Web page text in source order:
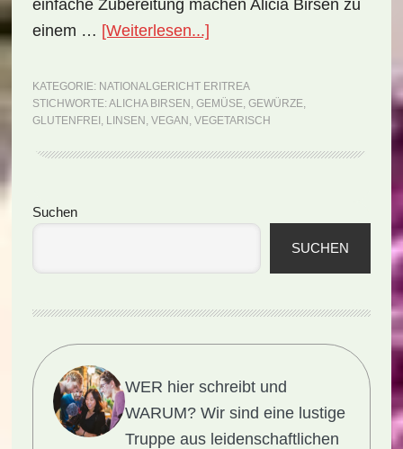
einfache Zubereitung machen Alicia Birsen zu
einem … [Weiterlesen...]ÜberNationalgericht
Alicha
Birsen
KATEGORIE: NATIONALGERICHT ERITREA
STICHWORTE: ALICHA BIRSEN , GEMÜSE, GEWÜRZE,
GLUTENFREI , LINSEN , VEGAN , VEGETARISCH
Seitenspalte
Suchen
SUCHEN
WER hier schreibt und
WARUM? Wir sind eine lustige
Truppe aus leidenschaftlichen